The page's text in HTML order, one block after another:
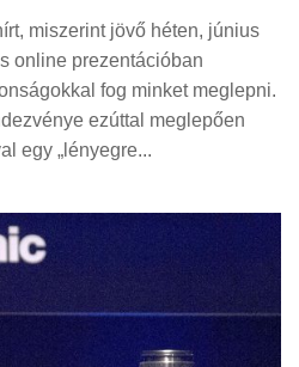
miszerint jövő héten, június
online prezentációban
fog minket meglepni.
ezúttal meglepően
egy „lényegre...